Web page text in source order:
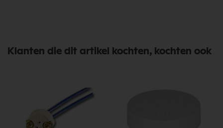
Klanten die dit artikel kochten, kochten ook